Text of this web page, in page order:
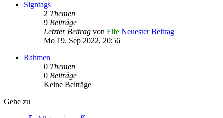
Signtags
2 Themen
9 Beiträge
Letzter Beitrag von Elfe Neuester Beitrag
Mo 19. Sep 2022, 20:56
Rahmen
0 Themen
0 Beiträge
Keine Beiträge
Gehe zu